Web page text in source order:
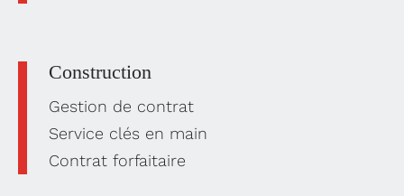
Construction
Gestion de contrat
Service clés en main
Contrat forfaitaire